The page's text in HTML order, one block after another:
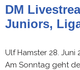
DM
Juniors,
Ulf Hamster 28. Juni
Am Sonntag geht